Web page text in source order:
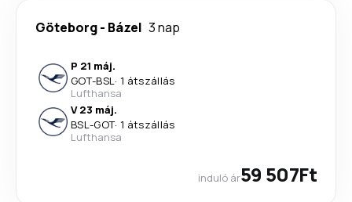
Göteborg- Bázel 3 nap
P 21 máj.
GOT-BSL· 1 átszállás
Lufthansa
V 23 máj.
BSL-GOT· 1 átszállás
Lufthansa
induló ár59 507Ft